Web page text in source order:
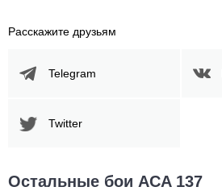
Расскажите друзьям
Telegram
Twitter
Остальные бои ACA 137